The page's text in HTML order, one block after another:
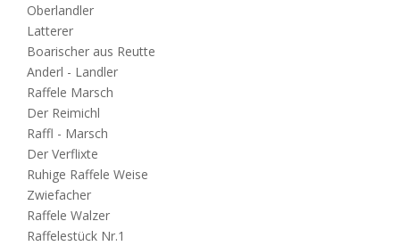
Oberlandler
Latterer
Boarischer aus Reutte
Anderl - Landler
Raffele Marsch
Der Reimichl
Raffl - Marsch
Der Verflixte
Ruhige Raffele Weise
Zwiefacher
Raffele Walzer
Raffelestück Nr.1